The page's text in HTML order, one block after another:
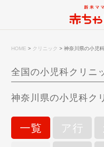
HOME > クリニック >神奈川県の小児
全国の小児科クリニ
神奈川県の小児科ク
一覧 ア行